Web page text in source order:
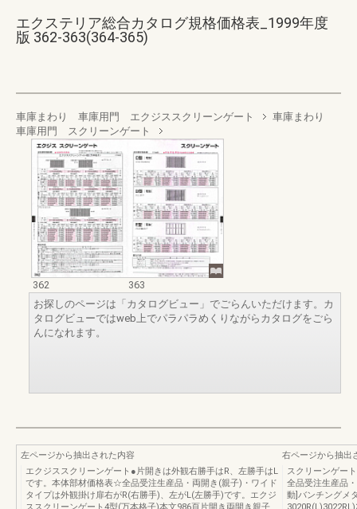
エクステリア総合カタログ規格価格表_1999年度
版 362-363(364-365)
車庫まわり 車庫用門 エクジススクリーンゲート
車庫まわり
車庫用門 スクリーンゲート
362
363
お探しのページは「カタログビュー」でごらんいただけます。カ
タログビューではweb上でパラパラめくりながらカタログをごら
んになれます。
左ページから抽出された内容
エクジススクリーンゲート●片開きは外観右勝手はR、左勝手はL
です。本体部材価格表☆全品受注生産品・両開き(親子)・ワイド
タイプは外観掛け扉右がR(右勝手)、左がL(左勝手)です。エクジ
右ページから抽出
スクリーンゲー
全品受注生産品
動]バンチング